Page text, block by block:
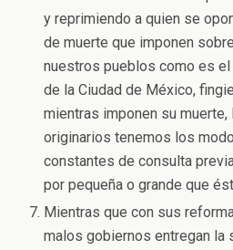
y reprimiendo a quien se
de muerte que imponen
nuestros pueblos como es
de la Ciudad de México,
mientras imponen su
originarios tenemos los
constantes de consulta
por pequeña o grande que
Mientras que con sus
malos gobiernos entregan la